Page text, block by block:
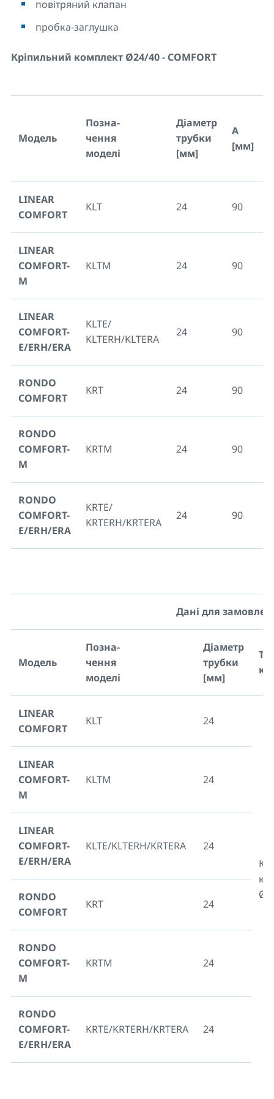
повітряний клапан
пробка-заглушка
Кріпильний комплект Ø24/40 - COMFORT
Модель
Позна-
чення
моделі
Діаметр
трубки
[мм]
A
[мм]
LINEAR
COMFORT
KLT 24 90
LINEAR
COMFORT-
M
KLTM 24 90
LINEAR
COMFORT-
E/ERH/ERA
KLTE/
KLTERH/KLTERA
24 90
RONDO
COMFORT
KRT 24 90
RONDO
COMFORT-
M
KRTM 24 90
RONDO
COMFORT-
E/ERH/ERA
KRTE/
KRTERH/KRTERA
24 90
Дані для
Модель
Позна-
чення
моделі
Діаметр
трубки
[мм]
LINEAR
COMFORT
KLT 24
LINEAR
COMFORT-
M
KLTM 24
LINEAR
COMFORT-
E/ERH/ERA
KLTE/KLTERH/KRTERA 24
RONDO
COMFORT
KRT 24
RONDO
COMFORT-
M
KRTM 24
RONDO
COMFORT-
E/ERH/ERA
KRTE/KRTERH/KRTERA 24